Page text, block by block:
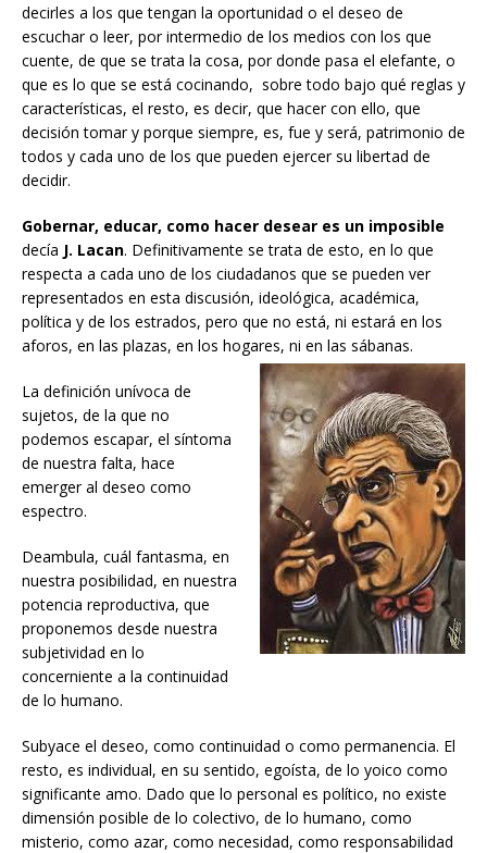
decirles a los que tengan la oportunidad o el deseo de
escuchar o leer, por intermedio de los medios con los que
cuente, de que se trata la cosa, por donde pasa el elefante, o
que es lo que se está cocinando, sobre todo bajo qué reglas y
características, el resto, es decir, que hacer con ello, que
decisión tomar y porque siempre, es, fue y será, patrimonio de
todos y cada uno de los que pueden ejercer su libertad de
decidir.
Gobernar, educar, como hacer desear es un imposible
decía J. Lacan. Definitivamente se trata de esto, en lo que
respecta a cada uno de los ciudadanos que se pueden ver
representados en esta discusión, ideológica, académica,
política y de los estrados, pero que no está, ni estará en los
aforos, en las plazas, en los hogares, ni en las sábanas.
La definición unívoca de
sujetos, de la que no
podemos escapar, el síntoma
de nuestra falta, hace
emerger al deseo como
espectro.
Deambula, cuál fantasma, en
nuestra posibilidad, en nuestra
potencia reproductiva, que
proponemos desde nuestra
subjetividad en lo
concerniente a la continuidad
de lo humano.
Subyace el deseo, como continuidad o como permanencia. El
resto, es individual, en su sentido, egoísta, de lo yoico como
significante amo. Dado que lo personal es político, no existe
dimensión posible de lo colectivo, de lo humano, como
misterio, como azar, como necesidad, como responsabilidad